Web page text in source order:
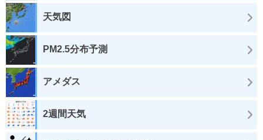
天気図
PM2.5分布予測
アメダス
2週間天気